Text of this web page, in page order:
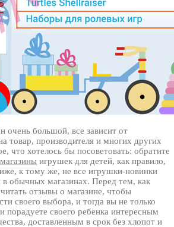
очень большой, все зависит от
товар, производителя и многих других
что хотелось бы посоветовать: обратите
игрушек для детей, как правило,
к тому же, не все игрушки-новинки
в обычных магазинах. Перед тем, как
отзывы о магазине, чтобы
своего выбора, и тогда вы не только
порадуете своего ребенка интересным
доставленным в срок без хлопот и